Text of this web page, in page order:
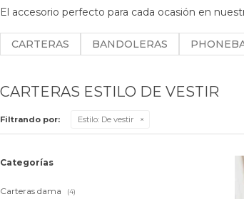
El accesorio perfecto para cada ocasión en
CARTERAS BANDOLERAS
CARTERAS ESTILO DE VESTIR
Filtrando por: Estilo: De vestir
Categorías
Carteras dama (4)